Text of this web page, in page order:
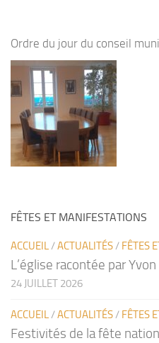
Ordre du jour du conseil
FÊTES ET MANIFESTATIONS
ACCUEIL/ACTUALITÉS/ FÊTES
L’église racontée par
24 JUILLET 2026
ACCUEIL/ACTUALITÉS/ FÊTES
Festivités de la fête